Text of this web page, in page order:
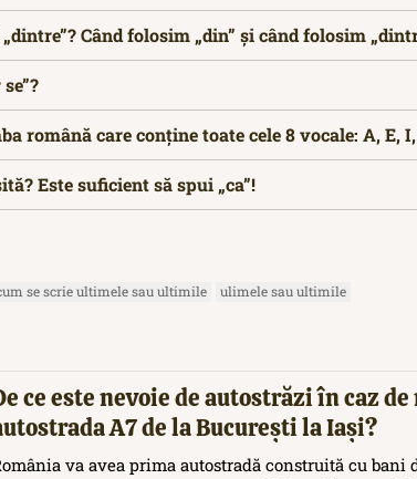
Când folosim „din” și când folosim
română care conține toate cele 8 vocale: A, E, I,
Este suficient să spui „ca”!
se scrie ultimele sau ultimile ulimele sau ultimile
ce este nevoie de autostrăzi în caz de
A7 de la București la Iași?
va avea prima autostradă construită cu bani